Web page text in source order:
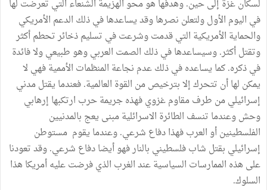
لسكان غزة إلى حين. وهدفها هو محو الهزيمة الشنعاء التي تعرضت لها
في اليوم الأول ولتعلن نصرها وقد يساعدها في ذلك الدعم الأمريكي
والحماية الأمريكية التي قدمت وشرعت في تسليم ذخائر تحطم أكثر
وتقتل أكثر. وسيساعدها في ذلك الصمت العربي وهو طبيعي ولا فائدة
في ذكره. كما يساعده في ذلك عدم نجاعة المنظمات الأممية فهي لا
يمكن لها أن تتحرك إلا بترخيص من القوة العالمية. فعندما يقتل مدني
إسرائيلي من طرف مقاوم غزوي فهذه جريمة حرب ارتكبها إرهابي
وحش وعندما تنسف الطائرة الاسرائلية مبنى يعج بالمدنيين
الفلسطينين أو العرب فهذا دفاع شرعي. وعندما يقوم مستوطن
إسرائيلي بقتل شاب فلسطيني بالنار فهو أيضا دفاع شرعي. وقد تعودنا
على هذه الممارسات السياسية عند الغرب الذي فرضت عليه أمريكا هذا
السلوك.